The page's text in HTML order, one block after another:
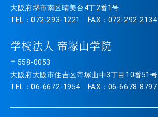
大阪府堺市南区晴美台4丁2番1号
TEL：072-293-1221 FAX：072-292-2134
学校法人 帝塚山学院
〒558-0053
大阪府大阪市住吉区帝塚山中3丁目10番51号
TEL：06-6672-1954 FAX：06-6678-8797